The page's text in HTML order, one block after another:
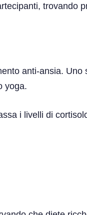
trovando
anti-ansia. Uno
yoga.
i livelli di